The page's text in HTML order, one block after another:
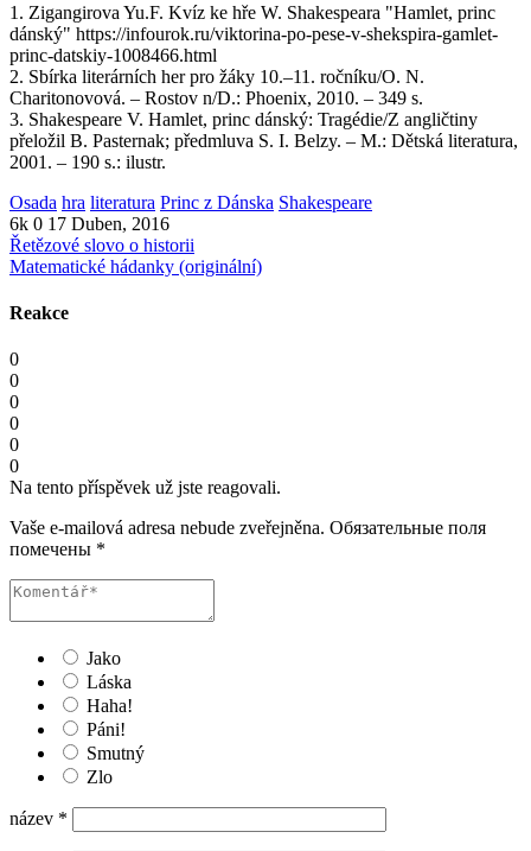
1. Zigangirova Yu.F. Kvíz ke hře W. Shakespeara "Hamlet, princ
dánský" https://infourok.ru/viktorina-po-pese-v-shekspira-gamlet-
princ-datskiy-1008466.html
2. Sbírka literárních her pro žáky 10.–11. ročníku/O. N.
Charitonovová. – Rostov n/D.: Phoenix, 2010. – 349 s.
3. Shakespeare V. Hamlet, princ dánský: Tragédie/Z angličtiny
přeložil B. Pasternak; předmluva S. I. Belzy. – M.: Dětská literatura,
2001. – 190 s.: ilustr.
Osada hra literatura Princ z Dánska Shakespeare
6k 0 17 Duben, 2016
Řetězové slovo o historii
Matematické hádanky (originální)
Reakce
0
0
0
0
0
0
Na tento příspěvek už jste reagovali.
Vaše e-mailová adresa nebude zveřejněna. Обязательные поля
помечены *
Jako
Láska
Haha!
Páni!
Smutný
Zlo
název *